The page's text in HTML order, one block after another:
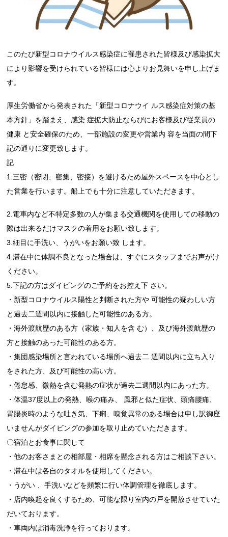
このたび新型コロナウイルス感染症に罹患された皆様及び感染拡大
により影響を受けられている皆様には心よりお見舞いを申し上げま
す。
厚生労働省から発表された「新型コロナウイ ルス感染症対策の基
本方針」を踏まえ、感染 症拡大防止ならびにお客様及び従業員の
健康 と安全確保のため、一部施設の変更や営業内 容を当面の間下
記の通りに変更致します。
記
1.三密（密閉、密集、密接）を避けるため屋外スペースを中心とし
た営業を行います。船上でも十分に注意していただきます。
2.電車内など不特定多数の人が集まる交通機関を使用しての移動の
際は出来るだけマスクの着用をお願い致します。
3.細目に手洗い、うがいをお願い致 します。
4.滞在中に体調不良となった場合は、すぐにスタッフまでお声がけ
ください。
5.下記の方はダイビングのご予約をお控え下 さい。
・新型コロナウイルス陽性と判断された方や 可能性の疑わしい方
と過去二週間以内に接触した可能性のある方。
・海外渡航歴のある方（家族・知人を含 む）、及び海外渡航歴の
方と接触のあった可能性のある方。
・集団感染場所と言われている場所へ過去二 週間以内に立ち入り
をされた方、及び可能性の高い方。
・倦怠感、微熱を含む発熱の症状が過去二週間以内にあった方。
・体温37度以上の発熱、喉の痛み、 風邪と似た症状、頭痛腰痛、
胃腸炎時のような吐き気、下痢、嗅覚異常のある場合は申し訳御座
いませんがダイビングの参加を取り止めていただきます。
〇宿泊とお食事に関して
・他のお客さまとの相部屋・相席を懸念される方はご相談下さい。
・滞在中は各自のタオルを使用してください。
・うがい 、手洗いなどを頻繁に行い体調管理を徹底します。
・店内喚起を良くするため、可能な限り室内の戸を開放させていた
だいております。
・車両内は消毒洗浄を行っております。